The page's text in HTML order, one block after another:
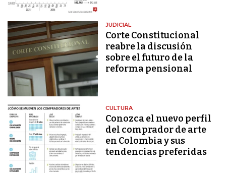
JUDICIAL
Corte Constitucional
reabre la discusión
sobre el futuro de la
reforma pensional
CULTURA
Conozca el nuevo perfil
del comprador de arte
en Colombia y sus
tendencias preferidas